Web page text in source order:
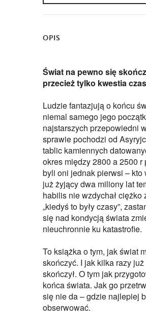
OPIS
Świat na pewno się
przecież tylko kwestia
Ludzie fantazjują o końcu
niemal samego jego
najstarszych przepowiedni
sprawie pochodzi od
tablic kamiennych
okres między 2800 a 2500 r
byli oni jednak pierwsi – kto
już żyjący dwa miliony lat
habilis nie wzdychał ciężko
„kiedyś to były czasy”,
się nad kondycją świata
nieuchronnie ku katastrofie.
To książka o tym, jak świat
skończyć. I jak kilka razy
skończył. O tym jak
końca świata. Jak go
się nie da – gdzie najlepiej
obserwować.